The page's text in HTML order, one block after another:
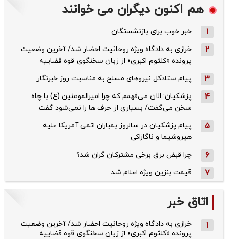
هم اکنون دیگران می خوانند
1 خبر خوب برای بازنشستگان
2
خرازی به دادگاه ویژه روحانیت احضار شد/ آخرین وضعیت
پرونده «کلثوم اکبری» از زبان سخنگوی قوه قضاییه
3 پیام ستادکل نیروهای مسلح به مناسبت روز خبرنگار
4
پزشکیان: الان می‌فهمم که چرا امیرالمومنین (ع) با چاه
سخن می‌گفت/ بسیاری از حرف ها را نمی‌شود گفت
5
پیام پزشکیان در سالروز بمباران اتمی آمریکا علیه
هیروشیما و ناگازاکی
6 چرا قبض برق برخی مشترکان گران شد؟
7 قیمت بنزین ویژه اعلام شد
اتاق خبر
1
خرازی به دادگاه ویژه روحانیت احضار شد/ آخرین وضعیت
پرونده «کلثوم اکبری» از زبان سخنگوی قوه قضاییه